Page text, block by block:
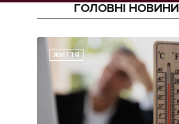
Прес-релізи
Фото/Відео
Made in Lviv
ГОЛОВНІ НОВИНИ
ЖИТТЯ